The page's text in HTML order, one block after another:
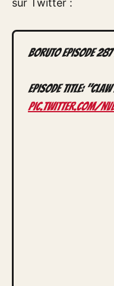
sur Twitter :
Boruto Episode
Episode title:
pic.twitter.com/